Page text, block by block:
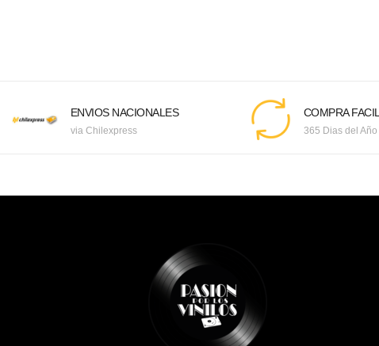
ENVIOS NACIONALES
via Chilexpress
COMPRA
365 Dias del Año